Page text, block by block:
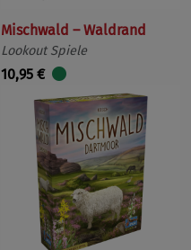
Mischwald – Waldrand
Lookout Spiele
10,95 €